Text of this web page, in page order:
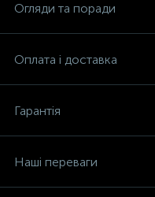
Огляди та поради
Оплата і доставка
Гарантія
Наші переваги